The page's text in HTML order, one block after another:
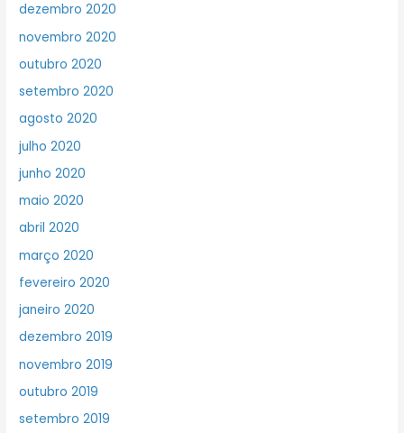
dezembro 2020
novembro 2020
outubro 2020
setembro 2020
agosto 2020
julho 2020
junho 2020
maio 2020
abril 2020
março 2020
fevereiro 2020
janeiro 2020
dezembro 2019
novembro 2019
outubro 2019
setembro 2019